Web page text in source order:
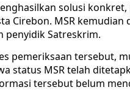
solusi
Cirebon. MSR
penyidik Satreskrim.
pemeriksaan tersebut,
status MSR telah
tersebut belum